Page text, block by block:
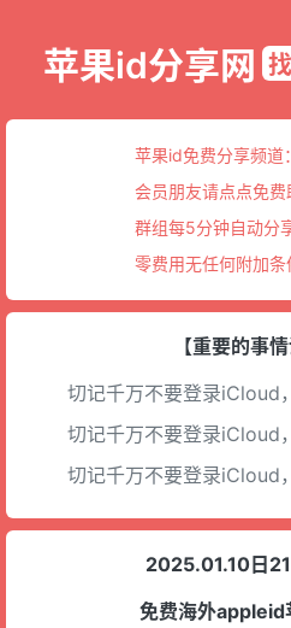
苹果id分享网
苹果id免费分享频道：
会员朋友请点点免费
群组每5分钟自动分
零费用无任何附加条
【重要的事
切记千万不要登录iCloud
切记千万不要登录iCloud
切记千万不要登录iCloud
2025.01.10日
免费海外appleid